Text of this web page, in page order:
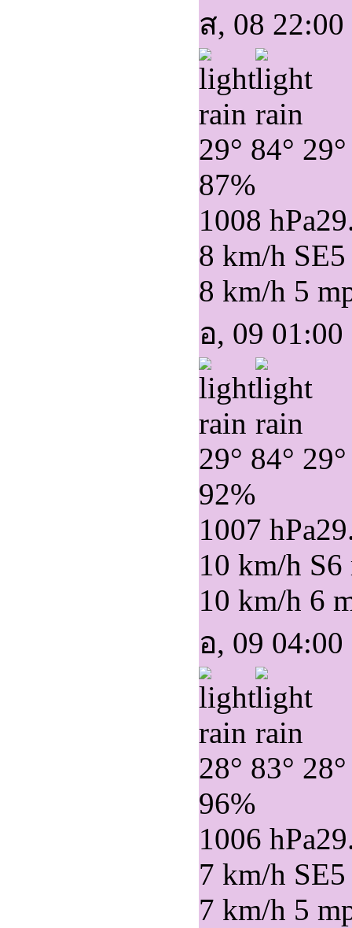
ส, 08 22:00
29° 84° 29°
87%
1008 hPa
8 km/h SE
8 km/h 5
อ, 09 01:00
29° 84° 29°
92%
1007 hPa
10 km/h S6
10 km/h 6
อ, 09 04:00
28° 83° 28°
96%
1006 hPa
7 km/h SE
7 km/h 5